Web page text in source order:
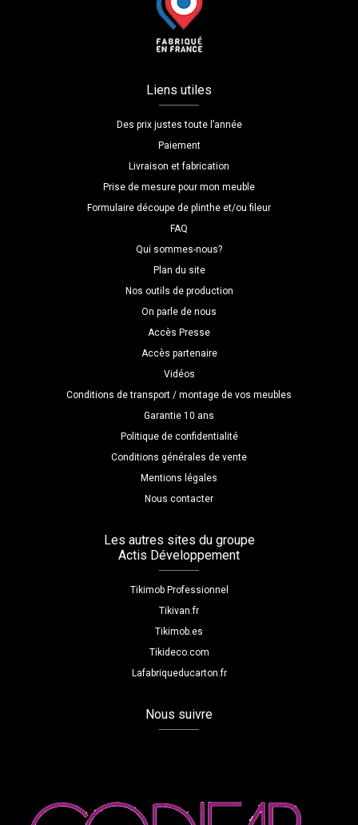
Liens utiles
Des prix justes toute l’année
Paiement
Livraison et fabrication
Prise de mesure pour mon meuble
Formulaire découpe de plinthe et/ou fileur
FAQ
Qui sommes-nous?
Plan du site
Nos outils de production
On parle de nous
Accès Presse
Accès partenaire
Vidéos
Conditions de transport / montage de vos meubles
Garantie 10 ans
Politique de confidentialité
Conditions générales de vente
Mentions légales
Nous contacter
Les autres sites du groupe
Actis Développement
Tikimob Professionnel
Tikivan.fr
Tikimob.es
Tikideco.com
Lafabriqueducarton.fr
Nous suivre